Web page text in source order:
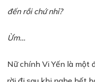
đến rồi chứnhỉ?
Ừm…
Nữ chính Vi Yến là một